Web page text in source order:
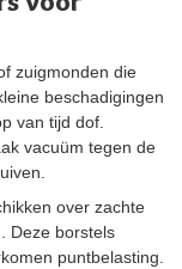
zuigmonden die
beschadigingen
van tijd dof.
vacuüm tegen de
over zachte
Deze borstels
puntbelasting.